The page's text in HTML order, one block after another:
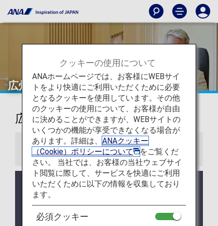
広州
広州白雲国際空港ラウンジ
お知らせ
ラウンジ所有者がANAではない空港においては事前
告知なくサービス、営業時間が変更する可能性があ
ラウンジが所在する国や州により入室条件に制約が
クッキーの使用について
ANAホームページでは、お客様にWEBサイ
トをより快適にご利用いただくために必要
となるクッキーを使用しています。その他
のクッキーの使用について、お客様が自由
に決めることができますが、WEBサイトの
いくつかの機能が享受できなくなる場合が
あります。詳細は、 ANAクッキー
（Cookie）ポリシーについて
をご覧くだ
さい。 当社では、お客様の当社ウェブサイ
ト閲覧に際して、サービスを快適にご利用
いただくために以下の情報を収集しており
ます。
必須クッキー